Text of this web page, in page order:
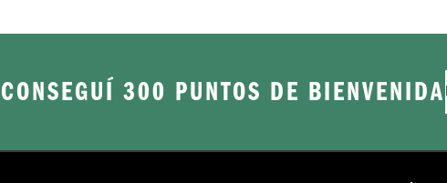
300 PUNTOS DE BIENVENIDA